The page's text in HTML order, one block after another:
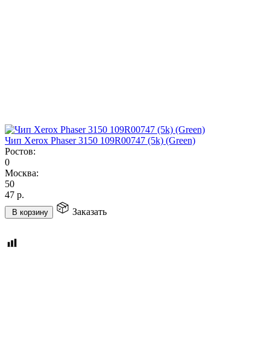
Чип Xerox Phaser 3150 109R00747 (5k) (Green)
Ростов:
0
Москва:
50
47 р.
В корзину Заказать